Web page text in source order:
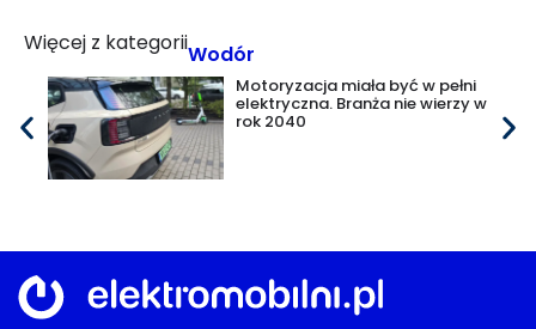
Więcej z kategoriiWodór
Motoryzacja miała być w pełni
elektryczna. Branża nie wierzy w
rok 2040